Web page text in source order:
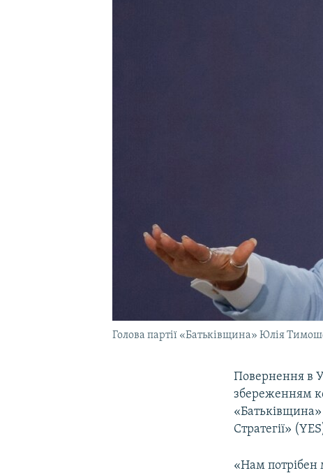
Голова партії «Батьківщина» Юлія
Повернення в
збереженням
Стратегії»
«Нам потрібен